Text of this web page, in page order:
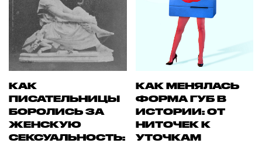
КАК
ПИСАТЕЛЬНИЦЫ
БОРОЛИСЬ ЗА
ЖЕНСКУЮ
СЕКСУАЛЬНОСТЬ:
КАК МЕНЯЛАСЬ
ФОРМА ГУБ В
ИСТОРИИ: ОТ
НИТОЧЕК К
УТОЧКАМ